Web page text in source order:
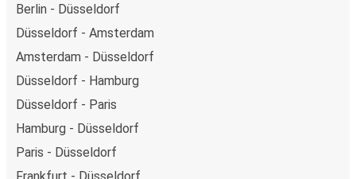
Berlin - Düsseldorf
Düsseldorf - Amsterdam
Amsterdam - Düsseldorf
Düsseldorf - Hamburg
Düsseldorf - Paris
Hamburg - Düsseldorf
Paris - Düsseldorf
Frankfurt - Düsseldorf